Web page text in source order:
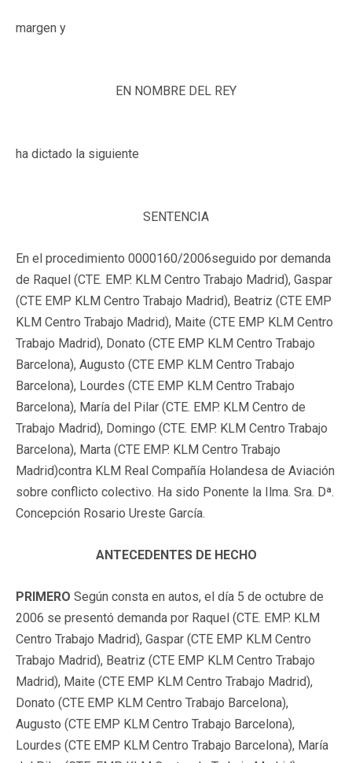
margen y
EN NOMBRE DEL REY
ha dictado la siguiente
SENTENCIA
En el procedimiento 0000160/2006seguido por demanda
de Raquel (CTE. EMP. KLM Centro Trabajo Madrid), Gaspar
(CTE EMP KLM Centro Trabajo Madrid), Beatriz (CTE EMP
KLM Centro Trabajo Madrid), Maite (CTE EMP KLM Centro
Trabajo Madrid), Donato (CTE EMP KLM Centro Trabajo
Barcelona), Augusto (CTE EMP KLM Centro Trabajo
Barcelona), Lourdes (CTE EMP KLM Centro Trabajo
Barcelona), María del Pilar (CTE. EMP. KLM Centro de
Trabajo Madrid), Domingo (CTE. EMP. KLM Centro Trabajo
Barcelona), Marta (CTE EMP. KLM Centro Trabajo
Madrid)contra KLM Real Compañía Holandesa de Aviación
sobre conflicto colectivo. Ha sido Ponente la Ilma. Sra. Dª.
Concepción Rosario Ureste García.
ANTECEDENTES DE HECHO
PRIMERO Según consta en autos, el día 5 de octubre de
2006 se presentó demanda por Raquel (CTE. EMP. KLM
Centro Trabajo Madrid), Gaspar (CTE EMP KLM Centro
Trabajo Madrid), Beatriz (CTE EMP KLM Centro Trabajo
Madrid), Maite (CTE EMP KLM Centro Trabajo Madrid),
Donato (CTE EMP KLM Centro Trabajo Barcelona),
Augusto (CTE EMP KLM Centro Trabajo Barcelona),
Lourdes (CTE EMP KLM Centro Trabajo Barcelona), María